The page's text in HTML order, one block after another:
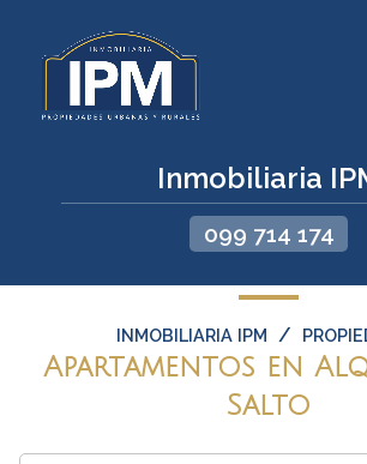
Inmobiliaria
099 714 174
INMOBILIARIA IPM /
Apartamentos en
Salto